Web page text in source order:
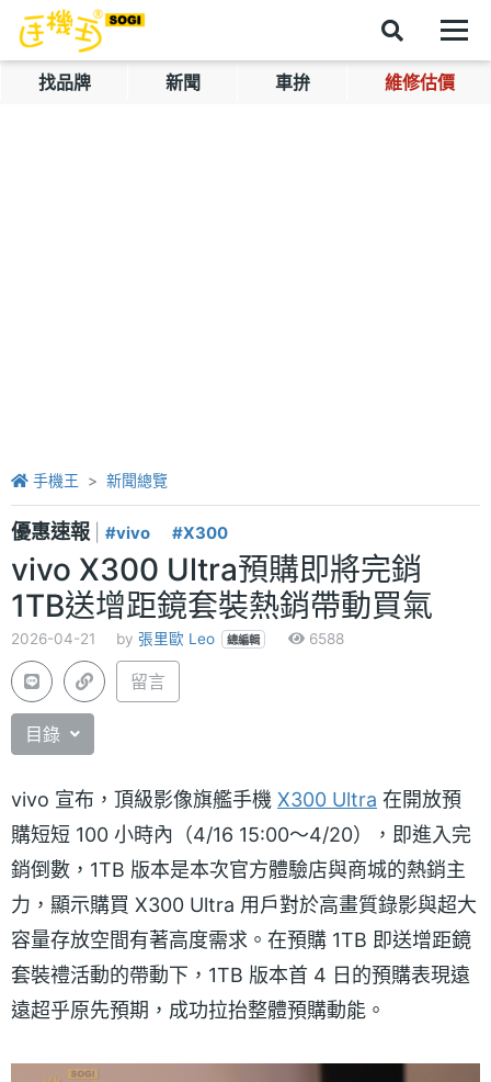
找品牌 新聞 車拚 維修估價
手機王 新聞總覽
優惠速報 #vivo #X300
vivo X300 Ultra預購即將完銷
1TB送增距鏡套裝熱銷帶動買氣
2026-04-21 by 張里歐 Leo 總編輯 6588
留言
目錄
vivo 宣布，頂級影像旗艦手機 X300 Ultra 在開放預
購短短 100 小時內（4/16 15:00～4/20），即進入完
銷倒數，1TB 版本是本次官方體驗店與商城的熱銷主
力，顯示購買 X300 Ultra 用戶對於高畫質錄影與超大
容量存放空間有著高度需求。在預購 1TB 即送增距鏡
套裝禮活動的帶動下，1TB 版本首 4 日的預購表現遠
遠超乎原先預期，成功拉抬整體預購動能。